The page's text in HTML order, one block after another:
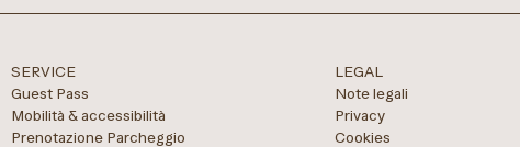
SERVICE
Guest Pass
Mobilità & accessibilità
Prenotazione Parcheggio
LEGAL
Note legali
Privacy
Cookies